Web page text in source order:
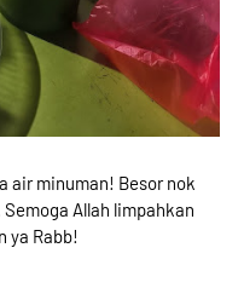
air minuman! Besor nok
Allah limpahkan
ya Rabb!